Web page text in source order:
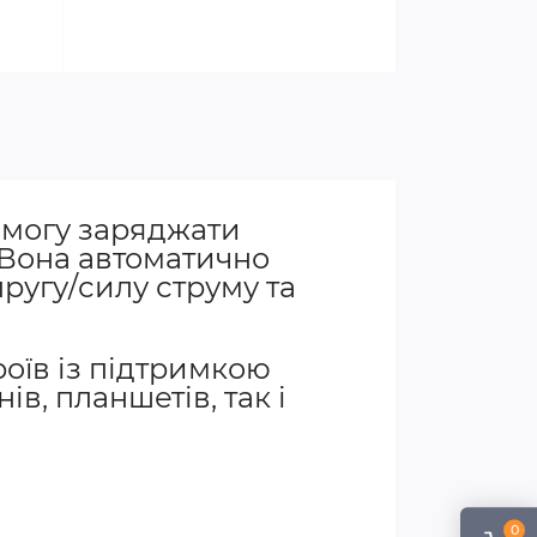
0
заряджати
автоматично
силу струму та
із підтримкою
планшетів, так і